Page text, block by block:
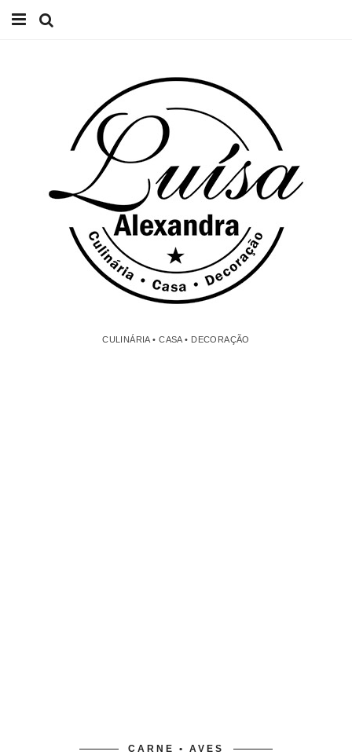
CULINÁRIA • CASA • DECORAÇÃO
CARNE • AVES